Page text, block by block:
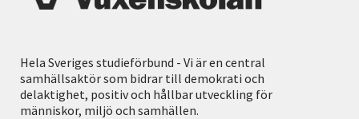
Hela Sveriges studieförbund - Vi är en central
samhällsaktör som bidrar till demokrati och
delaktighet, positiv och hållbar utveckling för
människor, miljö och samhällen.